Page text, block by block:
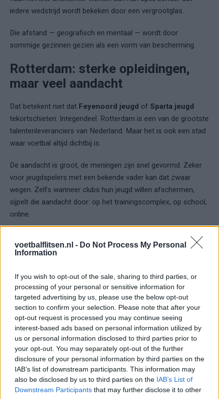
voetbalflitsen.nl - Do Not Process My Personal
Information
If you wish to opt-out of the sale, sharing to third parties, or
processing of your personal or sensitive information for
targeted advertising by us, please use the below opt-out
section to confirm your selection. Please note that after your
opt-out request is processed you may continue seeing
interest-based ads based on personal information utilized by
us or personal information disclosed to third parties prior to
your opt-out. You may separately opt-out of the further
disclosure of your personal information by third parties on the
IAB’s list of downstream participants. This information may
also be disclosed by us to third parties on the IAB’s List of
Downstream Participants that may further disclose it to other
iedere wedstrijd wordt bekeken door een vergrootglas.
Die afstand — geografisch en mentaal — wordt door
sommige gezinnen gezien als een vorm van bescherming.
Rotterdam: sterke opleidingen,
maar veel aandacht
Dat betekent niet dat Feyenoord jeugd of Sparta jeugd
tekortschieten. Integendeel. Rotterdam is een van de grootste
talentenleveranciers van Nederland. Maar het is ook een stad
waar voetbal altijd dichtbij is.
De aandacht is groot, de meningen zijn snel gevormd. Zeker
voor jeugdspelers met een bekende vader kan dat zwaar
wegen. Zelfs wanneer clubs hun jeugd willen afschermen,
sijpelt die aandacht door: op het trainingscomplex, op school,
online.
Voor sommige ouders is dat simpelweg te veel in een fase
waarin fouten maken onderdeel moet zijn van het leerproces.
Geen afwijzing van Rotterdamse
clubs
De keuze voorPSVis geen oordeel over Feyenoord of
Sparta. Het is geen afwijzing van de stad, maar een kwestie
van timing. Een jeugdcontract is geen eindpunt, maar een
begin — en een fragiel begin bovendien.
Ouders die zelf in het voetbal hebben gezeten, weten hoe
weinig garanties er zijn. Juist daarom kiezen zij soms voor
rust boven emotie. Voor een omgeving waar een kind eerst